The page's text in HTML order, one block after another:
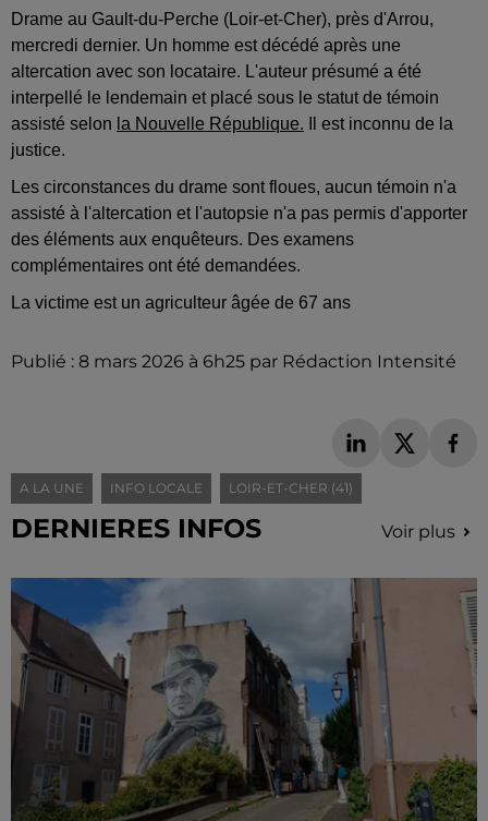
Drame au Gault-du-Perche (Loir-et-Cher), près d'Arrou,
mercredi dernier. Un homme est décédé après une
altercation avec son locataire. L'auteur présumé a été
interpellé le lendemain et placé sous le statut de témoin
assisté selon la Nouvelle République. Il est inconnu de la
justice.
Les circonstances du drame sont floues, aucun témoin n'a
assisté à l'altercation et l'autopsie n'a pas permis d'apporter
des éléments aux enquêteurs. Des examens
complémentaires ont été demandées.
La victime est un agriculteur âgée de 67 ans
Publié : 8 mars 2026 à 6h25 par Rédaction Intensité
A LA UNE INFO LOCALE LOIR-ET-CHER (41)
DERNIERES INFOS Voir plus